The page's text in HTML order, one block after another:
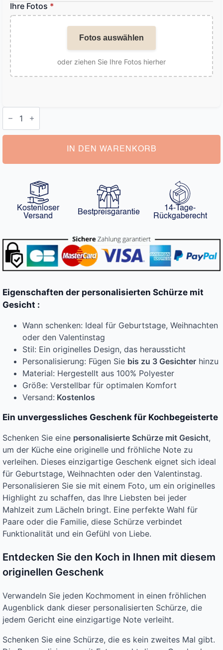
Ihre Fotos *
Fotos auswählen
oder ziehen Sie Ihre Fotos hierher
Personalisierte
Kochschürze
Gesicht
IN DEN WARENKORB
Kostenloser
Versand
Bestpreisgarantie
14-Tage-
Rückgaberecht
Eigenschaften der personalisierten Schürze mit
Gesicht :
Wann schenken: Ideal für Geburtstage, Weihnachten
oder den Valentinstag
Stil: Ein originelles Design, das heraussticht
Personalisierung: Fügen Sie bis zu 3 Gesichter hinzu
Material: Hergestellt aus 100% Polyester
Größe: Verstellbar für optimalen Komfort
Versand: Kostenlos
Ein unvergessliches Geschenk für Kochbegeisterte
Schenken Sie eine personalisierte Schürze mit Gesicht,
um der Küche eine originelle und fröhliche Note zu
verleihen. Dieses einzigartige Geschenk eignet sich ideal
für Geburtstage, Weihnachten oder den Valentinstag.
Personalisieren Sie sie mit einem Foto, um ein originelles
Highlight zu schaffen, das Ihre Liebsten bei jeder
Mahlzeit zum Lächeln bringt. Eine perfekte Wahl für
Paare oder die Familie, diese Schürze verbindet
Funktionalität und ein Gefühl von Liebe.
Entdecken Sie den Koch in Ihnen mit diesem
originellen Geschenk
Verwandeln Sie jeden Kochmoment in einen fröhlichen
Augenblick dank dieser personalisierten Schürze, die
jedem Gericht eine einzigartige Note verleiht.
Schenken Sie eine Schürze, die es kein zweites Mal gibt.